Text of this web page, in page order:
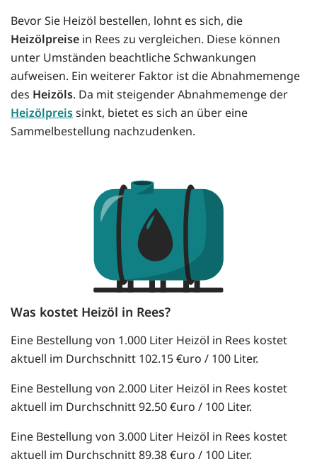
Bevor Sie Heizöl bestellen, lohnt es sich, die
Heizölpreise in Rees zu vergleichen. Diese können
unter Umständen beachtliche Schwankungen
aufweisen. Ein weiterer Faktor ist die Abnahmemenge
des Heizöls. Da mit steigender Abnahmemenge der
Heizölpreissinkt, bietet es sich an über eine
Sammelbestellung nachzudenken.
Was kostet Heizöl in Rees?
Eine Bestellung von 1.000 Liter Heizöl in Rees kostet
aktuell im Durchschnitt 102.15 €uro / 100 Liter.
Eine Bestellung von 2.000 Liter Heizöl in Rees kostet
aktuell im Durchschnitt 92.50 €uro / 100 Liter.
Eine Bestellung von 3.000 Liter Heizöl in Rees kostet
aktuell im Durchschnitt 89.38 €uro / 100 Liter.